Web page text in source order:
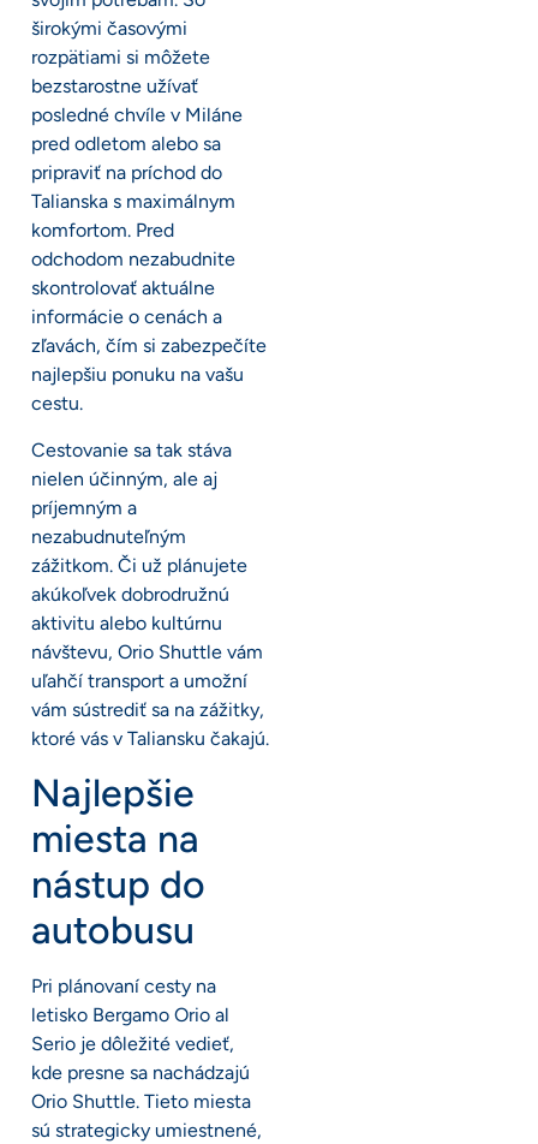
širokými časovými
rozpätiami si môžete
bezstarostne užívať
posledné chvíle v Miláne
pred odletom alebo sa
pripraviť na príchod do
Talianska s maximálnym
komfortom. Pred
odchodom nezabudnite
skontrolovať aktuálne
informácie o cenách a
zľavách, čím si zabezpečíte
najlepšiu ponuku na vašu
cestu.
Cestovanie sa tak stáva
nielen účinným, ale aj
príjemným a
nezabudnuteľným
zážitkom. Či už plánujete
akúkoľvek dobrodružnú
aktivitu alebo kultúrnu
návštevu, Orio Shuttle vám
uľahčí transport a umožní
vám sústrediť sa na zážitky,
ktoré vás v Taliansku čakajú.
Najlepšie
miesta na
nástup do
autobusu
Pri plánovaní cesty na
letisko Bergamo Orio al
Serio je dôležité vedieť,
kde presne sa nachádzajú
Orio Shuttle. Tieto miesta
sú strategicky umiestnené,